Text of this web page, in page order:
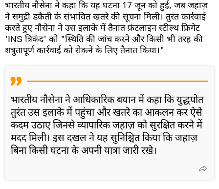
भारतीय नौसेना ने कहा कि यह घटना 17 जून को हुई, जब जहाज़
ने समुद्री डकैती के संभावित खतरे की सूचना मिली। तुरंत कार्रवाई
करते हुए नौसेना ने उस इलाके में तैनात फ्रंटलाइन स्टील्थ फ्रिगेट
'INS त्रिकंद' को "स्थिति की जांच करने और किसी भी तरह की
शत्रुतापूर्ण कार्रवाई को रोकने के लिए तैनात किया।"
भारतीय नौसेना ने आधिकारिक बयान में कहा कि युद्धपोत
तुरंत उस इलाके में पहुंचा और खतरे का आकलन कर ऐसे
कदम उठाए जिनसे व्यापारिक जहाज़ को सुरक्षित करने में
मदद मिली। इस दखल ने यह सुनिश्चित किया कि जहाज़
बिना किसी घटना के अपनी यात्रा जारी रखे।